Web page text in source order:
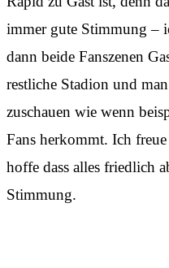
immer gute Stimmung –
dann beide Fanszenen
restliche Stadion und
zuschauen wie wenn
Fans herkommt. Ich
hoffe dass alles friedlich
Stimmung.